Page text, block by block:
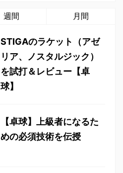
週間 月間
STIGAのラケット（アゼ
リア、ノスタルジック）
を試打＆レビュー【卓
球】
【卓球】上級者になるた
めの必須技術を伝授